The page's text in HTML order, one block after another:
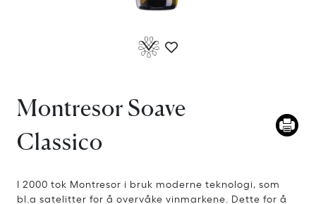
Montresor Soave
Classico
I 2000 tok Montresor i bruk moderne teknologi, som
bl.a satelitter for å overvåke vinmarkene. Dette for å